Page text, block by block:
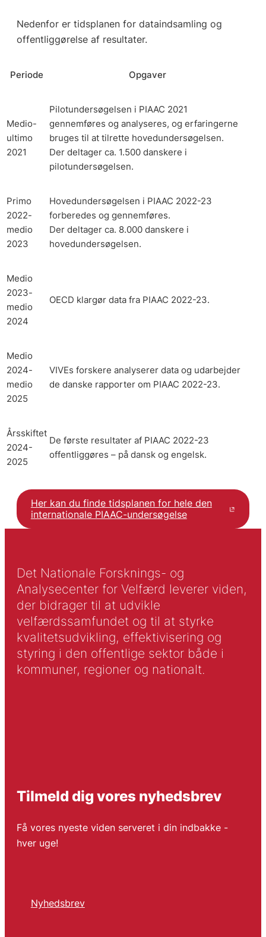
Nedenfor er tidsplanen for dataindsamling og
offentliggørelse af resultater.
Periode Opgaver
Medio-
ultimo
2021
Pilotundersøgelsen i PIAAC 2021
gennemføres og analyseres, og erfaringerne
bruges til at tilrette hovedundersøgelsen.
Der deltager ca. 1.500 danskere i
pilotundersøgelsen.
Primo
2022-
medio
2023
Hovedundersøgelsen i PIAAC 2022-23
forberedes og gennemføres.
Der deltager ca. 8.000 danskere i
hovedundersøgelsen.
Medio
2023-
medio
2024
OECD klargør data fra PIAAC 2022-23.
Medio
2024-
medio
2025
VIVEs forskere analyserer data og udarbejder
de danske rapporter om PIAAC 2022-23.
Årsskiftet
2024-
2025
De første resultater af PIAAC 2022-23
offentliggøres – på dansk og engelsk.
Her kan du finde tidsplanen for hele den
internationale PIAAC-undersøgelse
Det Nationale Forsknings- og
Analysecenter for Velfærd leverer viden,
der bidrager til at udvikle
velfærdssamfundet og til at styrke
kvalitetsudvikling, effektivisering og
styring i den offentlige sektor både i
kommuner, regioner og nationalt.
Tilmeld dig vores nyhedsbrev
Få vores nyeste viden serveret i din indbakke -
hver uge!
Nyhedsbrev